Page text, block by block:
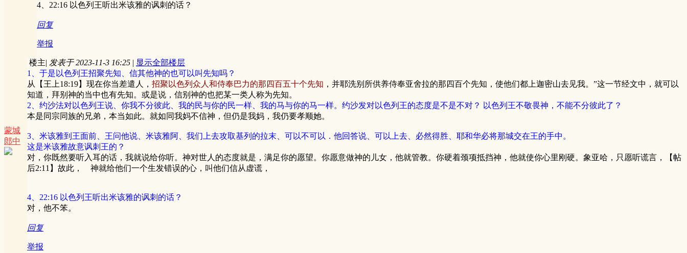
4、22:16 以色列王听出米该雅的讽刺的话？
回复
举报
蒙城
郎中
楼主| 发表于 2023-11-3 16:25 | 显示全部楼层
1、于是以色列王招聚先知、信其他神的也可以叫先知吗？
从【王上18:19】现在你当差遣人， 招聚以色列众人和侍奉巴力的那四百五十个先知 ，并耶洗别所供养侍奉亚舍拉的那四百个先知，使他们都上迦密山去见我。”这一节经文中，就可以
知道，拜别神的当中也有先知。或是说，信别神的也把某一类人称为先知。
2、约沙法对以色列王说、你我不分彼此、我的民与你的民一样、我的马与你的马一样。约沙发对以色列王的态度是不是不对？ 以色列王不敬畏神，不能不分彼此了？
本是同宗同族的兄弟，本当如此。就如同我妈不信神，但仍是我妈，我仍要孝顺她。
3、米该雅到王面前、王问他说、米该雅阿、我们上去攻取基列的拉末、可以不可以．他回答说、可以上去、必然得胜、耶和华必将那城交在王的手中。
这是米该雅故意讽刺王的？
对，你既然要听入耳的话，我就说给你听。神对世人的态度就是，满足你的愿望。你愿意做神的儿女，他就管教。你硬着颈项抵挡神，他就使你心里刚硬。象亚哈，只愿听谎言，【帖
后2:11】故此， 神就给他们一个生发错误的心，叫他们信从虚谎，
4、22:16 以色列王听出米该雅的讽刺的话？
对，他不笨。
回复
举报